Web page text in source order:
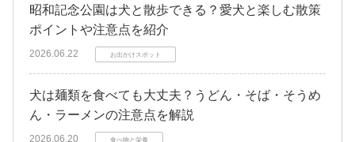
昭和記念公園は犬と散歩できる？愛犬と楽しむ散策
ポイントや注意点を紹介
2026.06.22 お出かけスポット
犬は麺類を食べても大丈夫？うどん・そば・そうめ
ん・ラーメンの注意点を解説
2026.06.20 食べ物と栄養